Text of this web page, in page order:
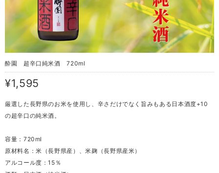
酔園 超辛口純米酒 720ml
¥1,595
厳選した長野県のお米を使用し、辛さだけでなく旨みもある日本酒度+10
の超辛口の純米酒。
容量：720ml
原材料名：米（長野県産）、米麹（長野県産米）
アルコール度：15％